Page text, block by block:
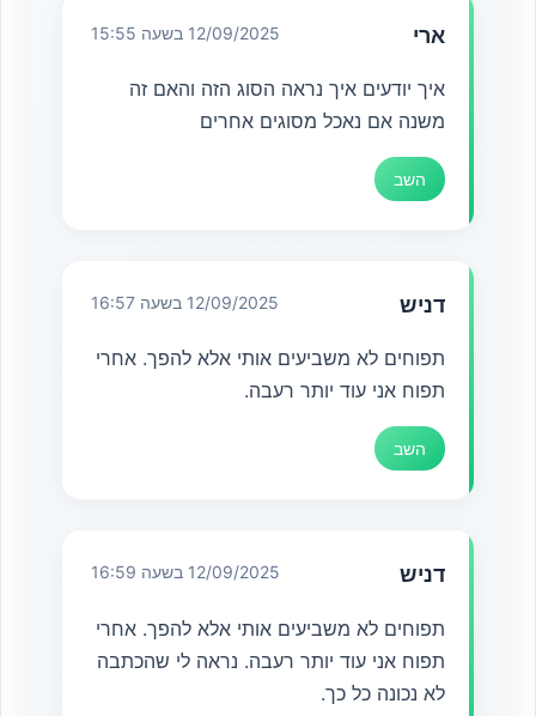
ארי 12/09/2025 בשעה 15:55
איך יודעים איך נראה הסוג הזה והאם זה
משנה אם נאכל מסוגים אחרים
השב
דניש 12/09/2025 בשעה 16:57
תפוחים לא משביעים אותי אלא להפך. אחרי
תפוח אני עוד יותר רעבה.
השב
דניש 12/09/2025 בשעה 16:59
תפוחים לא משביעים אותי אלא להפך. אחרי
תפוח אני עוד יותר רעבה. נראה לי שהכתבה
לא נכונה כל כך.